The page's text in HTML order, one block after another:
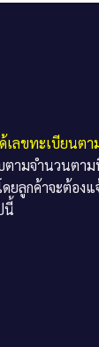
เลขทะเบียนตา
ามจำนวนตาม
ลูกค้าจะต้องแ
นี้